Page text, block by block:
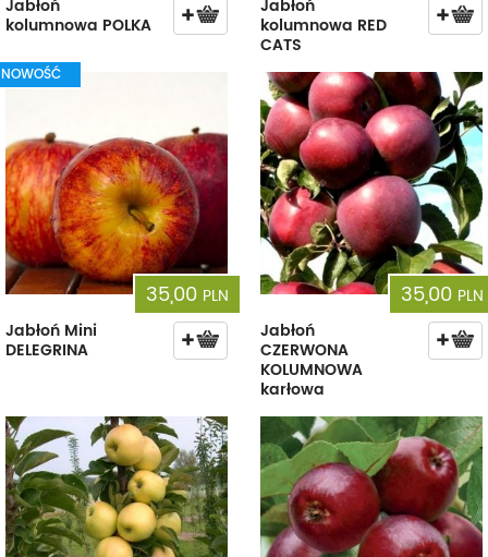
Jabłoń
kolumnowa POLKA
Jabłoń
kolumnowa RED
CATS
NOWOŚĆ
35,00 PLN
Jabłoń Mini
DELEGRINA
35,00 PLN
Jabłoń
CZERWONA
KOLUMNOWA
karłowa